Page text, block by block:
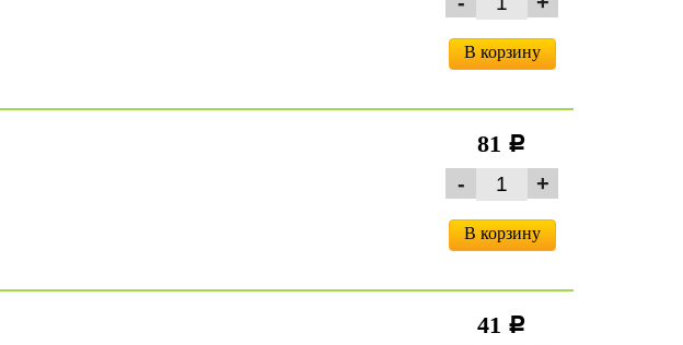
В корзину
81 c
В корзину
41 c